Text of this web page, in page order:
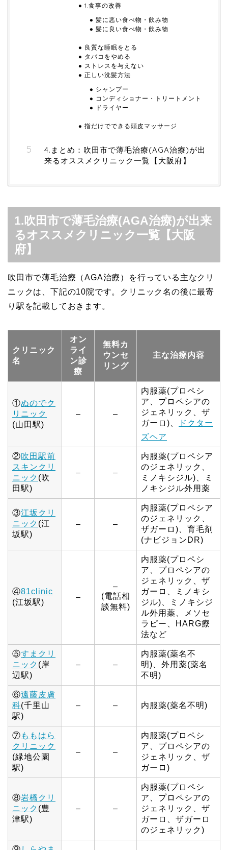
1.食事の改善
髪に悪い食べ物・飲み物
髪に良い食べ物・飲み物
良質な睡眠をとる
タバコをやめる
ストレスを与えない
正しい洗髪方法
シャンプー
コンディショナー・トリートメント
ドライヤー
指だけでできる頭皮マッサージ
4.まとめ：吹田市で薄毛治療(AGA治療)が出
来るオススメクリニック一覧【大阪府】
1.吹田市で薄毛治療(AGA治療)が出来
るオススメクリニック一覧【大阪
府】
吹田市で薄毛治療（AGA治療）を行っている主なクリ
ニックは、下記の10院です。クリニック名の後に最寄
り駅を記載しておきます。
クリニック
名
オン
ライ
ン診
療
無料カ
ウンセ
リング
主な治療内容
①ぬのでク
リニック
(山田駅)
– –
内服薬(プロペシ
ア、プロペシアの
ジェネリック、ザ
ガーロ)、
ドクター
ズヘア
②吹田駅前
スキンクリ
ニック (吹
田駅)
– –
内服薬(プロペシア
のジェネリック、
ミノキシジル)、ミ
ノキシジル外用薬
③江坂クリ
ニック (江
坂駅)
– –
内服薬(プロペシア
のジェネリック、
ザガーロ)、育毛剤
(ナビジョンDR)
④81clinic
(江坂駅)
–
–
(電話相
談無料)
内服薬(プロペシ
ア、プロペシアの
ジェネリック、ザ
ガーロ、ミノキシ
ジル)、ミノキシジ
ル外用薬、メソセ
ラピー、HARG療
法など
⑤すまクリ
ニック (岸
辺駅)
– –
内服薬(薬名不
明)、外用薬(薬名
不明)
⑥遠藤皮膚
科(千里山
駅)
– – 内服薬(薬名不明)
⑦ ももはら
クリニック
(緑地公園
駅)
– –
内服薬(プロペシ
ア、プロペシアの
ジェネリック、ザ
ガーロ)
⑧岩橋クリ
ニック (豊
津駅)
– –
内服薬(プロペシ
ア、プロペシアの
ジェネリック、ザ
ガーロ、ザガーロ
のジェネリック)